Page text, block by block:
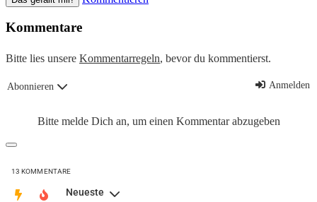
Kommentare
Bitte lies unsere Kommentarregeln, bevor du kommentierst.
Abonnieren Anmelden
Bitte melde Dich an, um einen Kommentar abzugeben
13 KOMMENTARE
Neueste